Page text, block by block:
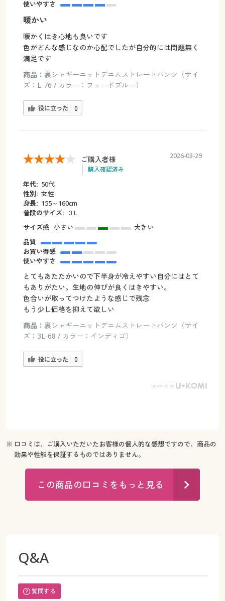
使いやすさ
暖かい
暖かくはき心地も良いです
色がどんな感じなのか心配でしたが自分的には問題無く
満足です
商品： 裏シャギーニットデニムストレートパンツ（サイ
ズ：L-76 / カラー：フェードブルー）
役に立った 0
ご購入者様
購入確認済み
2026-03-29
年代: 50代
性別: 女性
身長: 155～160cm
普段のサイズ: ３L
サイズ感 小さい
大きい
品質
お買い得感
使いやすさ
とてもあたたかいので下半身が冷えやすい自分にはとて
もありがたい。生地の伸びが良くはきやすい。
色合いが取ってつけたような感じで残念
もう少し価格を抑えて欲しい
商品： 裏シャギーニットデニムストレートパンツ（サイ
ズ：3L-68 / カラー：インディゴ）
役に立った 0
※ 口コミは、ご購入いただいたお客様の個人的な感想ですので、商品の
効果や性能を保証するものではありません。
この商品の口コミをもっと見る
Q&A
質問する